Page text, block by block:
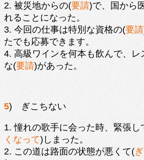
2. 被災地からの(要請)で、国から
れることになった。
3. 今回の仕事は特別な資格の(要請
たでも応募できます。
4. 高級ワインを何本も飲んで、レ
な(要請)があった。
5) ぎこちない
1. 憧れの歌手に会った時、緊張し
くなって)しまった。
2. この道は路面の状態が悪くて(